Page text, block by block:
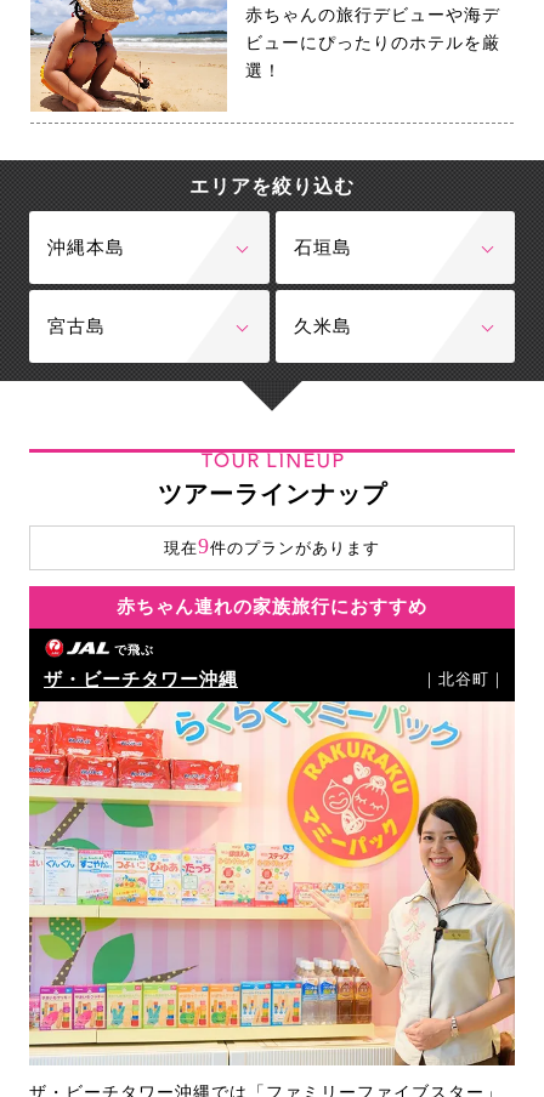
赤ちゃんの旅行デビューや海デ
ビューにぴったりのホテルを厳
選！
エリアを絞り込む
沖縄本島 石垣島
宮古島 久米島
TOUR LINEUP
ツアーラインナップ
現在9件のプランがあります
赤ちゃん連れの家族旅行におすすめ
で飛ぶ
ザ・ビーチタワー沖縄 ｜北谷町｜
ザ・ビーチタワー沖縄では「ファミリーファイブスター」